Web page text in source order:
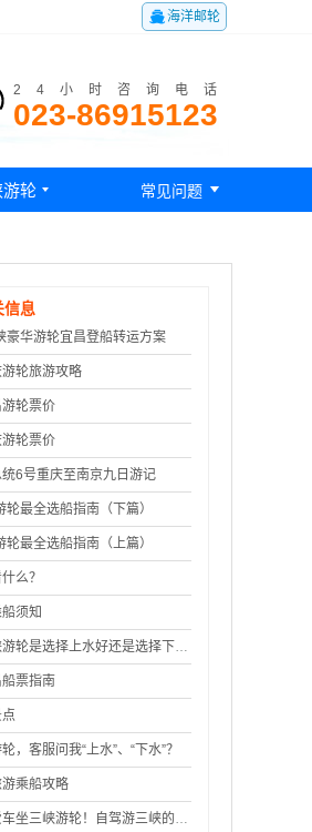
海洋邮轮
24小时咨询电话
023-86915123
游轮  常见问题 
信息
豪华游轮宜昌登船转运方案
轮旅游攻略
轮票价
轮票价
6号重庆至南京九日游记
最全选船指南（下篇）
最全选船指南（上篇）
么？
须知
坐长江三峡游轮是选择上水好还是选择下水好？
票指南
，客服问我“上水”、“下水”？
乘船攻略
带上你的爱车坐三峡游轮！自驾游三峡的唯一选择